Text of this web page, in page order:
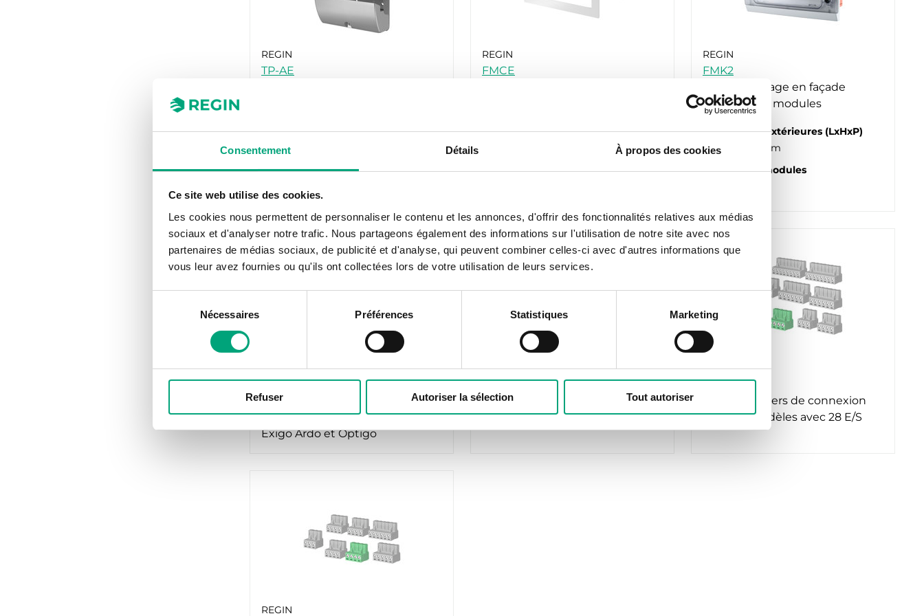
Consentement Détails À propos des cookies
Ce site web utilise des cookies.
Les cookies nous permettent de personnaliser le contenu et les annonces, d'offrir des fonctionnalités relatives aux médias
sociaux et d'analyser notre trafic. Nous partageons également des informations sur l'utilisation de notre site avec nos
partenaires de médias sociaux, de publicité et d'analyse, qui peuvent combiner celles-ci avec d'autres informations que
vous leur avez fournies ou qu'ils ont collectées lors de votre utilisation de leurs services.
consentement
Nécessaires Préférences Statistiques Marketing
Refuser Autoriser la sélection Tout autoriser
REGIN
TP-AE
REGIN
FMCE
REGIN
FMK2
Kit de montage en façade
d’armoire, 12 modules
Dimensions extérieures (LxHxP)
308x169x70 mm
Nombre de modules
REGIN
PLTCE
Jeu de borniers de connexion
pour EXOcompact Ardo, Corrigo,
Exigo Ardo et Optigo
REGIN
MXGDIN
Kit de montage sur rail DIN pour
M4G950
REGIN
PLT-E28
Jeu de borniers de connexion
pour les modèles avec 28 E/S
REGIN